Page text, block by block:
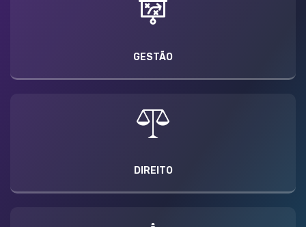
GESTÃO
DIREITO